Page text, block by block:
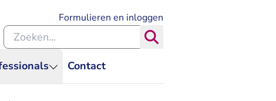
Contact
Formulieren en inloggen
Zoeken binnen de Rechtspraak